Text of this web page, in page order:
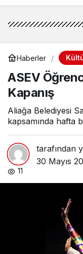
Haberler
ASEV
Kapanış
Aliağa Belediyesi
kapsamında hafta
tarafından
30 Mayıs
11